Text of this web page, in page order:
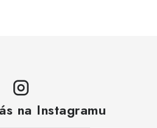
na Instagramu